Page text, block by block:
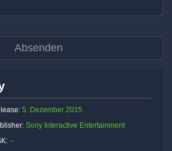
5. Dezember 2015
Sony Interactive Entertainment
--